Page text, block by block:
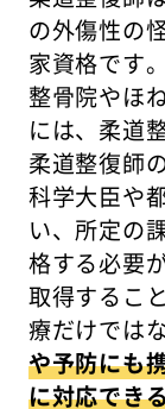
の外傷性の
家資格です。
整骨院やほ
には、柔道
柔道整復師
科学大臣や
い、所定の
格する必要
取得するこ
療だけでは
や予防にも
に対応でき